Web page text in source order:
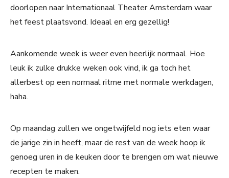
doorlopen naar Internationaal Theater Amsterdam waar
het feest plaatsvond. Ideaal en erg gezellig!
Aankomende week is weer even heerlijk normaal. Hoe
leuk ik zulke drukke weken ook vind, ik ga toch het
allerbest op een normaal ritme met normale werkdagen,
haha.
Op maandag zullen we ongetwijfeld nog iets eten waar
de jarige zin in heeft, maar de rest van de week hoop ik
genoeg uren in de keuken door te brengen om wat nieuwe
recepten te maken.